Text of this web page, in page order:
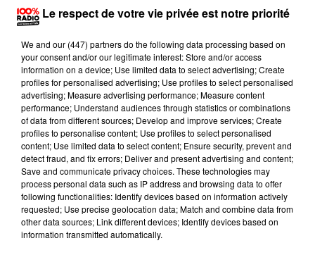
Lecture (4 min 14 sec)
100%
100% Radio les infos de l'Ariege
Le respect de votre vie privée est notre priorité
We and our (447) partnersdo the following data processing based on
your consent and/or our legitimate interest: Store and/or access
information on a device; Use limited data to select advertising; Create
profiles for personalised advertising; Use profiles to select personalised
advertising; Measure advertising performance; Measure content
performance; Understand audiences through statistics or combinations
of data from different sources; Develop and improve services; Create
profiles to personalise content; Use profiles to select personalised
content; Use limited data to select content; Ensure security, prevent and
detect fraud, and fix errors; Deliver and present advertising and content;
Save and communicate privacy choices. These technologies may
process personal data such as IP address and browsing data to offer
following functionalities: Identify devices based on information actively
requested; Use precise geolocation data; Match and combine data from
other data sources; Link different devices; Identify devices based on
information transmitted automatically.